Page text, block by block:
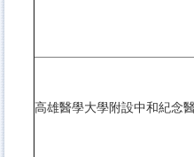
高雄醫學大學附設中和紀念